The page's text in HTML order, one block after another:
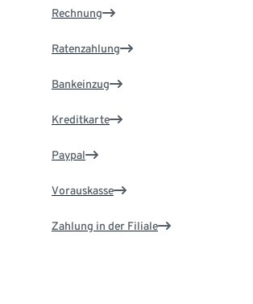
Rechnung
Ratenzahlung
Bankeinzug
Kreditkarte
Paypal
Vorauskasse
Zahlung in der Filiale